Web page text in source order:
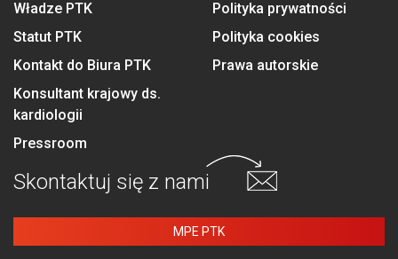
Władze PTK
Statut PTK
Kontakt do Biura PTK
Konsultant krajowy ds.
kardiologii
Pressroom
Polityka prywatności
Polityka cookies
Prawa autorskie
Skontaktuj się z nami
MPE PTK